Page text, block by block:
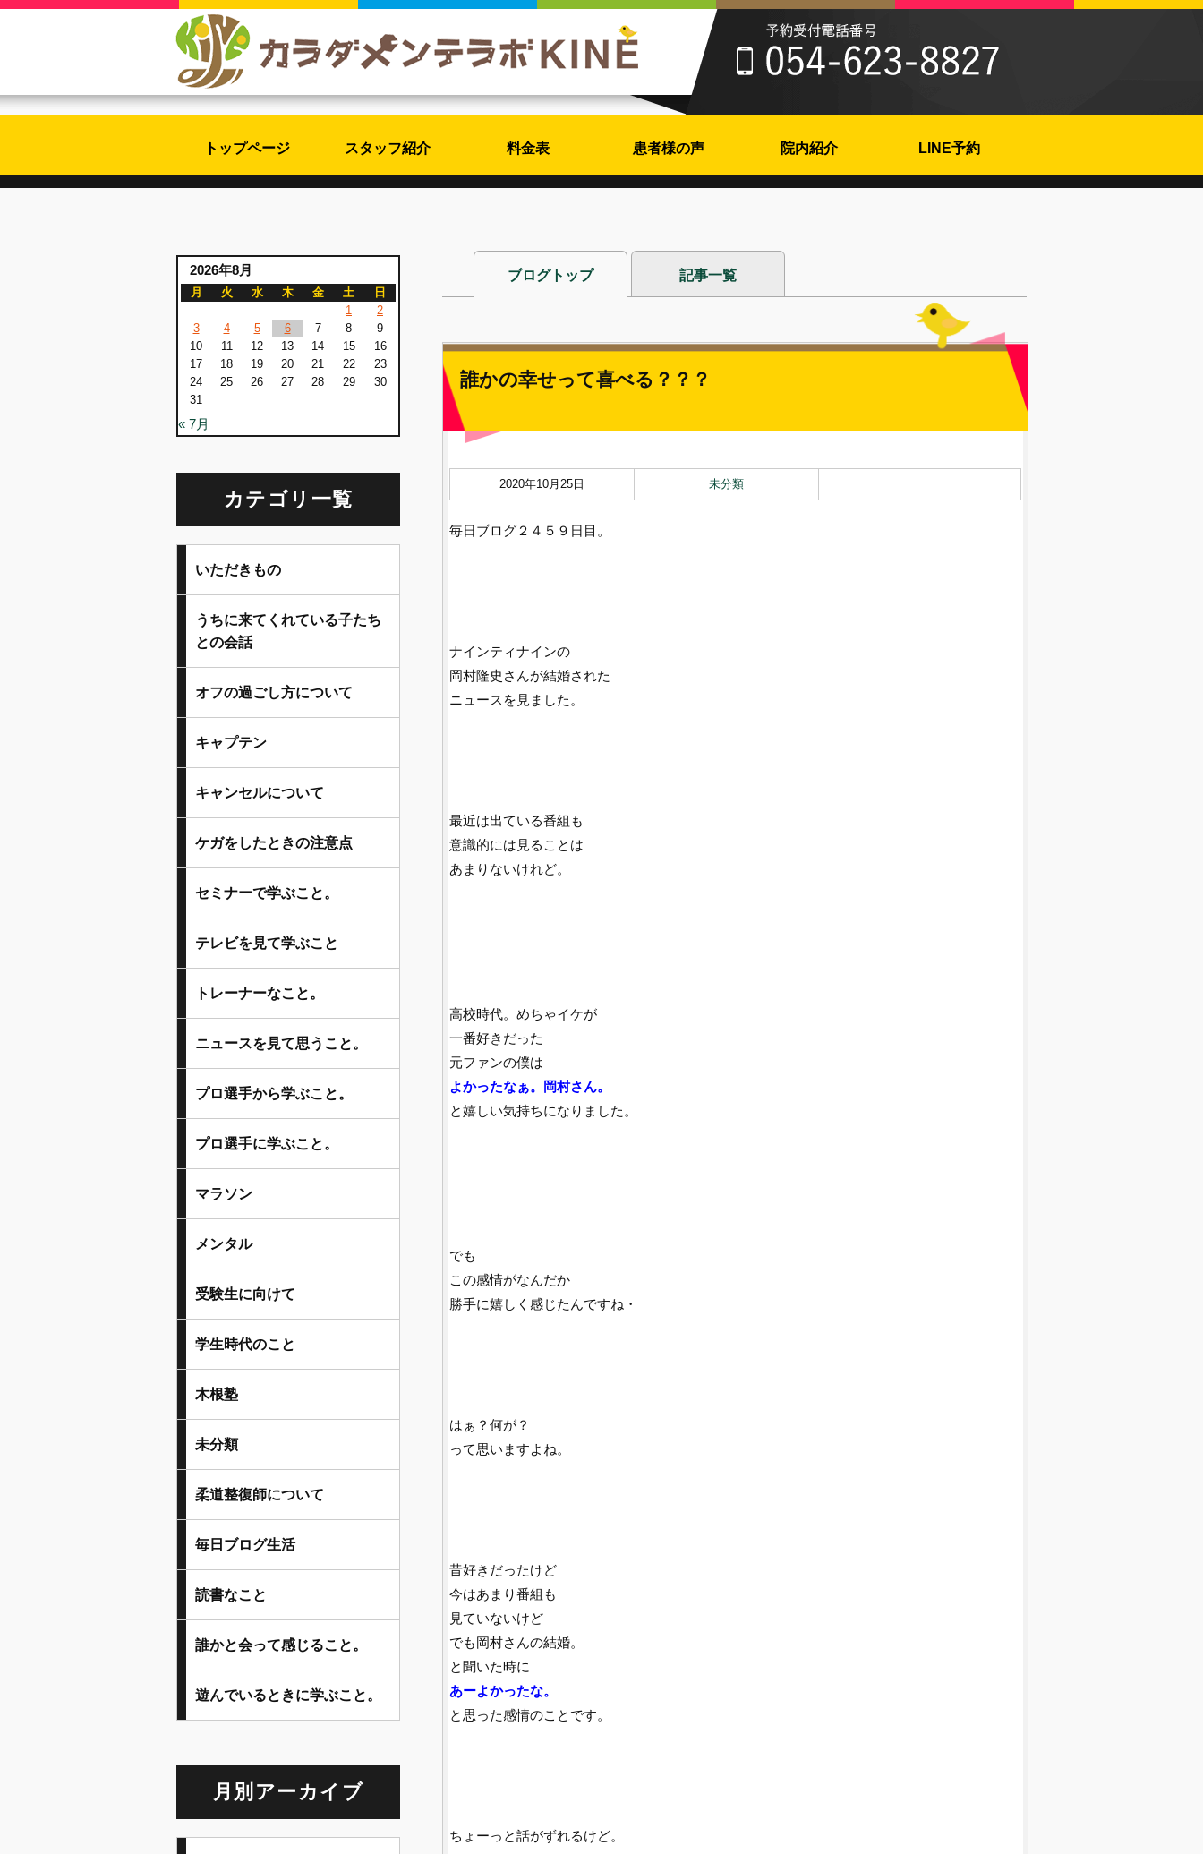
トップページ スタッフ紹介 料金表 患者様の声 院内紹介 LINE予約
ブログトップ 記事一覧
誰かの幸せって喜べる？？？
2020年10月25日 未分類
毎日ブログ２４５９日目。
ナインティナインの
岡村隆史さんが結婚された
ニュースを見ました。
最近は出ている番組も
意識的には見ることは
あまりないけれど。
高校時代。めちゃイケが
一番好きだった
元ファンの僕は
よかったなぁ。岡村さん。
と嬉しい気持ちになりました。
でも
この感情がなんだか
勝手に嬉しく感じたんですね・
はぁ？何が？
って思いますよね。
昔好きだったけど
今はあまり番組も
見ていないけど
でも岡村さんの結婚。
と聞いた時に
あーよかったな。
と思った感情のことです。
ちょーっと話がずれるけど。
2026年8月
月 火 水 木 金 土
日
1
2
3
4 5 6 7 8
9
10
11 12 13 14 15
16
17
18 19 20 21 22
23
24
25 26 27 28 29
30
31
« 7月
カテゴリ一覧
いただきもの
うちに来てくれている子たち
との会話
オフの過ごし方について
キャプテン
キャンセルについて
ケガをしたときの注意点
セミナーで学ぶこと。
テレビを見て学ぶこと
トレーナーなこと。
ニュースを見て思うこと。
プロ選手から学ぶこと。
プロ選手に学ぶこと。
マラソン
メンタル
受験生に向けて
学生時代のこと
木根塾
未分類
柔道整復師について
毎日ブログ生活
読書なこと
誰かと会って感じること。
遊んでいるときに学ぶこと。
月別アーカイブ